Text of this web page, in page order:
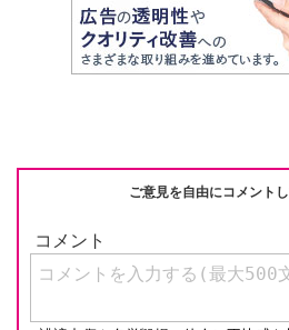
ご意見を自由にコメント